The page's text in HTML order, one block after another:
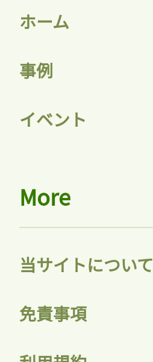
ホーム
事例
イベント
More
当サイトについて
免責事項